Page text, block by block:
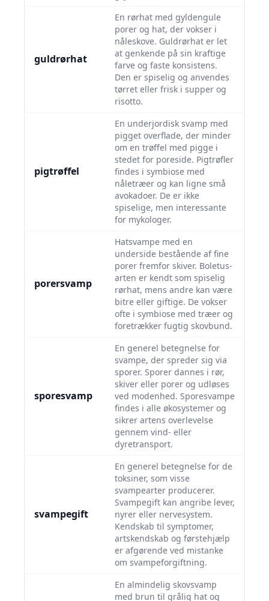
guldrørhat
En rørhat med gyldengule
porer og hat, der vokser i
nåleskove. Guldrørhat er let
at genkende på sin kraftige
farve og faste konsistens.
Den er spiselig og anvendes
tørret eller frisk i supper og
risotto.
pigtrøffel
En underjordisk svamp med
pigget overflade, der minder
om en trøffel med pigge i
stedet for poreside. Pigtrøfler
findes i symbiose med
nåletræer og kan ligne små
avokadoer. De er ikke
spiselige, men interessante
for mykologer.
porersvamp
Hatsvampe med en
underside bestående af fine
porer fremfor skiver. Boletus-
arten er kendt som spiselig
rørhat, mens andre kan være
bitre eller giftige. De vokser
ofte i symbiose med træer og
foretrækker fugtig skovbund.
sporesvamp
En generel betegnelse for
svampe, der spreder sig via
sporer. Sporer dannes i rør,
skiver eller porer og udløses
ved modenhed. Sporesvampe
findes i alle økosystemer og
sikrer artens overlevelse
gennem vind- eller
dyretransport.
svampegift
En generel betegnelse for de
toksiner, som visse
svampearter producerer.
Svampegift kan angribe lever,
nyrer eller nervesystem.
Kendskab til symptomer,
artskendskab og førstehjælp
er afgørende ved mistanke
om svampeforgiftning.
En almindelig skovsvamp
med brun til grålig hat og